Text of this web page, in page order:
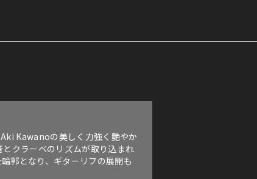
Kawanoの美しく力強く艶やか
クラーベのリズムが取り込まれ
郭となり、ギターリフの展開も